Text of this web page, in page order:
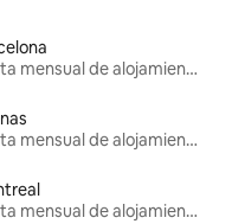
Renta mensual de alojamientos
Renta mensual de alojamientos
Renta mensual de alojamientos